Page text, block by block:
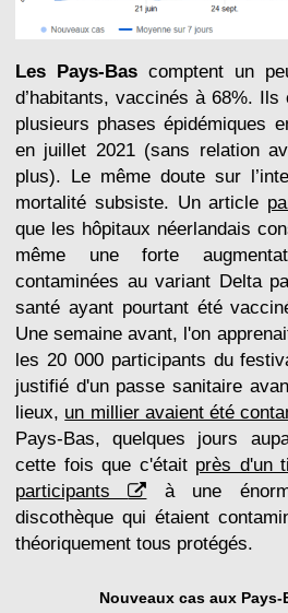
Les Pays-Bas comptent un
d’habitants, vaccinés à 68%.
plusieurs phases épidémiques
en juillet 2021 (sans relation
plus). Le même doute sur
mortalité subsiste. Un article
que les hôpitaux néerlandais
même une forte
contaminées au variant Delta
santé ayant pourtant été
Une semaine avant, l'on
les 20 000 participants du
justifié d'un passe sanitaire
lieux, un millier avaient été
Pays-Bas, quelques jours
cette fois que c'était près d'un
participants
à une
discothèque qui étaient
théoriquement tous protégés.
Nouveaux cas aux Pays-